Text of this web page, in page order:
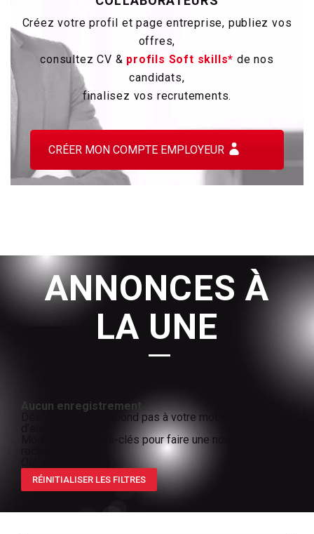
Créez votre profil et page entreprise, publiez vos
offres,
consultez CV & profils Soft skills* de nos
candidats,
finalisez vos recrutements.
CRÉER MON COMPTE EMPLOYEUR
ANNONCES À
LA UNE
Aucun enregistrement
Désolé! Ne correspond pas à votre mot-clé
Modifiez vos mots-clés pour faire une nouvelle
RÉINITIALISER LES FILTRES